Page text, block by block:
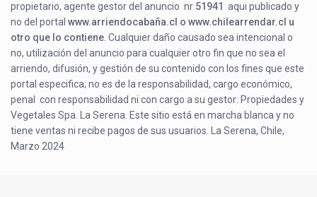
propietario, agente gestor del anuncio nr 51941 aqui publicado y
no del portalwww.arriendocabaña.cl o www.chilearrendar.cl u
otro que lo contiene . Cualquier daño causado sea intencional o
no, utilización del anuncio para cualquier otro fin que no sea el
arriendo, difusión, y gestión de su contenido con los fines que este
portal especifica; no es de la responsabilidad, cargo económico,
penal con responsabilidad ni con cargo a su gestor: Propiedades y
Vegetales Spa. La Serena. Este sitio está en marcha blanca y no
tiene ventas ni recibe pagos de sus usuarios. La Serena, Chile,
Marzo 2024